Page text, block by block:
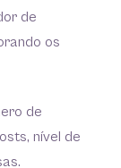
de
os
de
nível de